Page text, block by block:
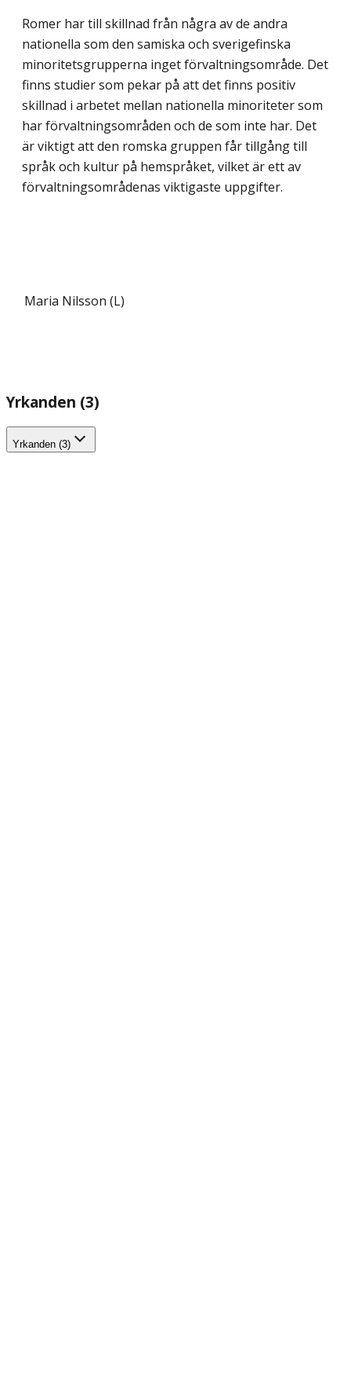
Romer har till skillnad från några av de andra
nationella som den samiska och sverigefinska
minoritetsgrupperna inget förvaltningsområde. Det
finns studier som pekar på att det finns positiv
skillnad i arbetet mellan nationella minoriteter som
har förvaltningsområden och de som inte har. Det
är viktigt att den romska gruppen får tillgång till
språk och kultur på hemspråket, vilket är ett av
förvaltningsområdenas viktigaste uppgifter.
Maria Nilsson (L)
Yrkanden (3)
Yrkanden (3)